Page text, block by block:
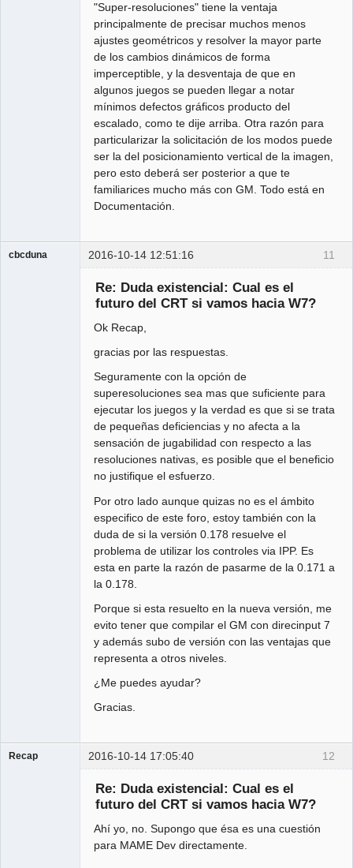
"Super-resoluciones" tiene la ventaja
principalmente de precisar muchos menos
ajustes geométricos y resolver la mayor parte
de los cambios dinámicos de forma
imperceptible, y la desventaja de que en
algunos juegos se pueden llegar a notar
mínimos defectos gráficos producto del
escalado, como te dije arriba. Otra razón para
particularizar la solicitación de los modos puede
ser la del posicionamiento vertical de la imagen,
pero esto deberá ser posterior a que te
familiarices mucho más con GM. Todo está en
Documentación.
11
cbcduna 2016-10-14 12:51:16
Re: Duda existencial: Cual es el
futuro del CRT si vamos hacia W7?
Ok Recap,
gracias por las respuestas.
Seguramente con la opción de
superesoluciones sea mas que suficiente para
ejecutar los juegos y la verdad es que si se trata
de pequeñas deficiencias y no afecta a la
sensación de jugabilidad con respecto a las
resoluciones nativas, es posible que el beneficio
no justifique el esfuerzo.
Por otro lado aunque quizas no es el ámbito
especifico de este foro, estoy también con la
duda de si la versión 0.178 resuelve el
problema de utilizar los controles via IPP. Es
esta en parte la razón de pasarme de la 0.171 a
la 0.178.
Porque si esta resuelto en la nueva versión, me
evito tener que compilar el GM con direcinput 7
y además subo de versión con las ventajas que
representa a otros niveles.
¿Me puedes ayudar?
Gracias.
12
Recap 2016-10-14 17:05:40
Re: Duda existencial: Cual es el
futuro del CRT si vamos hacia W7?
Ahí yo, no. Supongo que ésa es una cuestión
para MAME Dev directamente.